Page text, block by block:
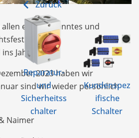
Reparatur-
und
Sicherheitss
chalter
Kundenspez
ifische
Schalter
Zurück
ein entspanntes und
Jahr 2024.
2023 haben wir
sind wir wieder persönlich
Naimer